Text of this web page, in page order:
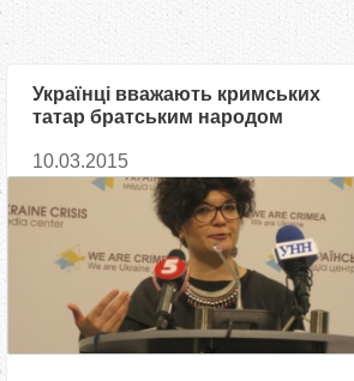
Українці вважають кримських
татар братським народом
10.03.2015